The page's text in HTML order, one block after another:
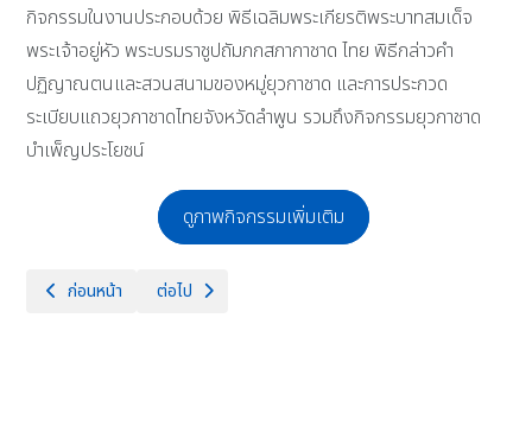
กิจกรรมในงานประกอบด้วย พิธีเฉลิมพระเกียรติพระบาทสมเด็จ
พระเจ้าอยู่หัว พระบรมราชูปถัมภกสภากาชาด ไทย พิธีกล่าวคำ
ปฏิญาณตนและสวนสนามของหมู่ยุวกาชาด และการประกวด
ระเบียบแถวยุวกาชาดไทยจังหวัดลำพูน รวมถึงกิจกรรมยุวกาชาด
บำเพ็ญประโยชน์
ดูภาพกิจกรรมเพิ่มเติม
เนื้อหาก่อนหน้า: โรงเรียนจักรคำคณาทร จังหวัดลำพูน ขอความยินดีกับนัก
ก่อนหน้า เนื้อหาถัดไป: โรงเรียนจักรคำคณาทร จังหวัดลำพูน ขอค
ต่อไป